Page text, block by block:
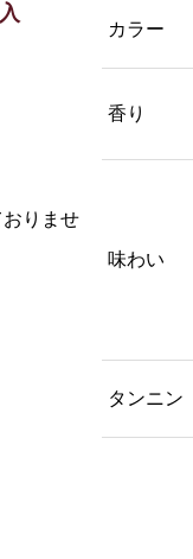
りませ
カラー
香り
味わい
タンニン